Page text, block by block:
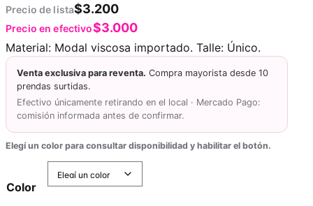
Precio de lista$3.200
Precio en efectivo$3.000
Material: Modal viscosa importado. Talle: Único.
Venta exclusiva para reventa. Compra mayorista desde 10
prendas surtidas.
Efectivo únicamente retirando en el local · Mercado Pago:
comisión informada antes de confirmar.
Elegí un color para consultar disponibilidad y habilitar el botón.
Color